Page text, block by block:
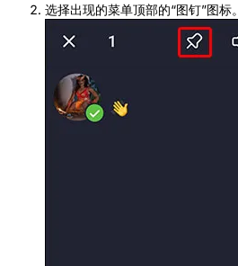
选择出现的菜单顶部的“图钉”图标。